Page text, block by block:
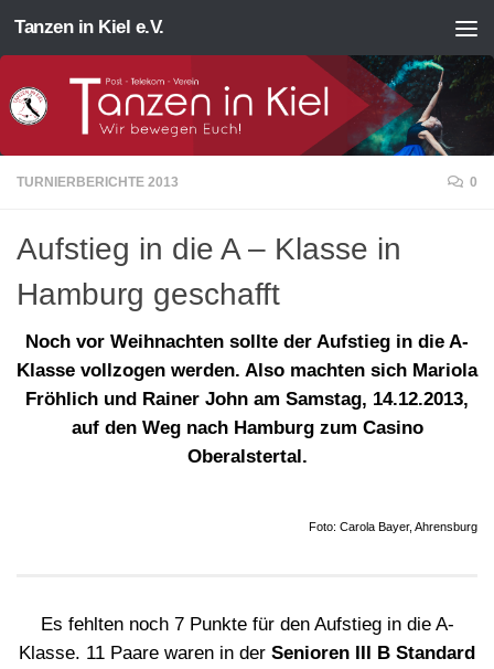
Zum Inhalt springen
Tanzen in Kiel e.V.
TURNIERBERICHTE 2013 0
Aufstieg in die A – Klasse in
Hamburg geschafft
Noch vor Weihnachten sollte der Aufstieg in die A-
Klasse vollzogen werden. Also machten sich Mariola
Fröhlich und Rainer John am Samstag, 14.12.2013,
auf den Weg nach Hamburg zum Casino
Oberalstertal.
Foto: Carola Bayer, Ahrensburg
Es fehlten noch 7 Punkte für den Aufstieg in die A-
Klasse. 11 Paare waren in der Senioren III B Standard